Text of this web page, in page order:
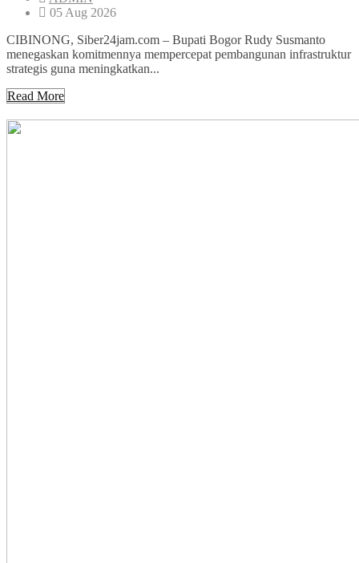
05 Aug 2026
CIBINONG, Siber24jam.com – Bupati Bogor Rudy Susmanto
menegaskan komitmennya mempercepat pembangunan infrastruktur
strategis guna meningkatkan...
Read More